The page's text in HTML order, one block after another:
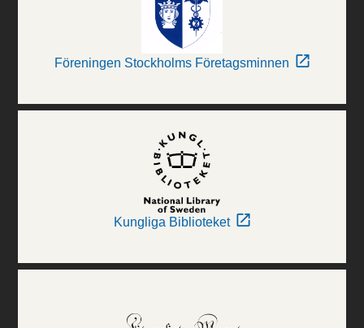
Föreningen Stockholms Företagsminnen
Kungliga Biblioteket